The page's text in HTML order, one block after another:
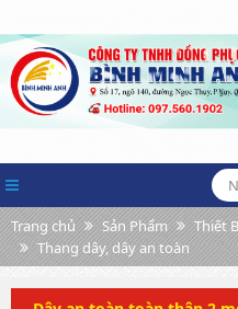
Trang chủ Sản Phẩm
Thiết
Thang dây, dây an toàn